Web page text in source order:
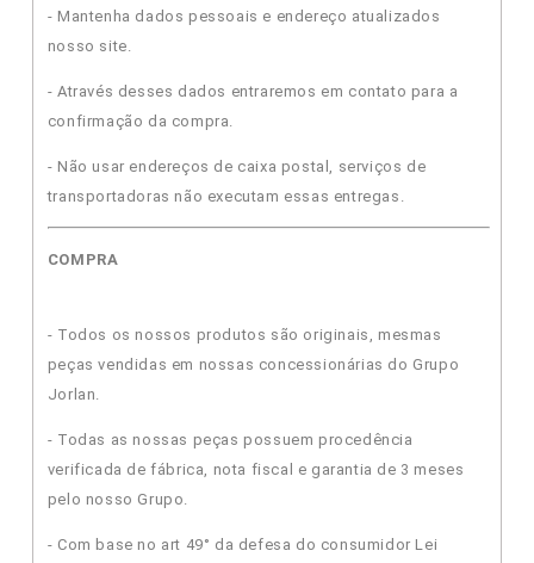
- Mantenha dados pessoais e endereço atualizados
nosso site.
- Através desses dados entraremos em contato para a
confirmação da compra.
- Não usar endereços de caixa postal, serviços de
transportadoras não executam essas entregas.
COMPRA
- Todos os nossos produtos são originais, mesmas
peças vendidas em nossas concessionárias do Grupo
Jorlan.
- Todas as nossas peças possuem procedência
verificada de fábrica, nota fiscal e garantia de 3 meses
pelo nosso Grupo.
- Com base no art 49° da defesa do consumidor Lei